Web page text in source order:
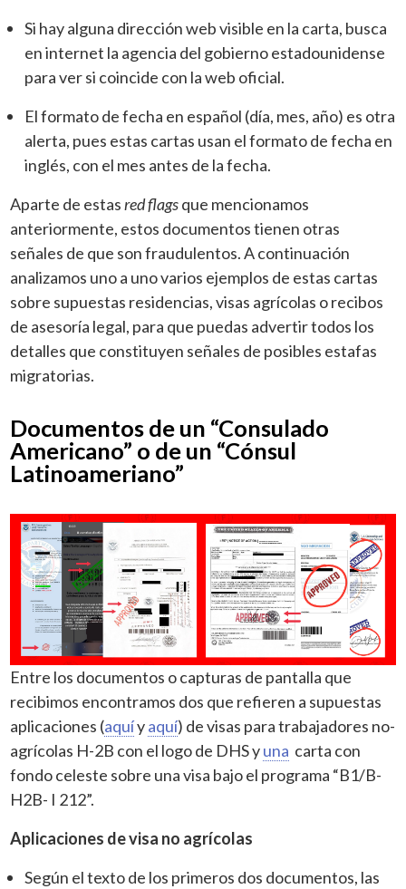
Si hay alguna dirección web visible en la carta, busca
en internet la agencia del gobierno estadounidense
para ver si coincide con la web oficial.
El formato de fecha en español (día, mes, año) es otra
alerta, pues estas cartas usan el formato de fecha en
inglés, con el mes antes de la fecha.
Aparte de estasred flagsque mencionamos
anteriormente, estos documentos tienen otras
señales de que son fraudulentos. A continuación
analizamos uno a uno varios ejemplos de estas cartas
sobre supuestas residencias, visas agrícolas o recibos
de asesoría legal, para que puedas advertir todos los
detalles que constituyen señales de posibles estafas
migratorias.
Documentos de un “Consulado
Americano” o de un “Cónsul
Latinoameriano”
Entre los documentos o capturas de pantalla que
recibimos encontramos dos que refieren a supuestas
aplicaciones (aquíyaquí) de visas para trabajadores no-
agrícolas H-2B con el logo de DHS yuna carta con
fondo celeste sobre una visa bajo el programa “B1/B-
H2B- I 212”.
Aplicaciones de visa no agrícolas
Según el texto de los primeros dos documentos, las